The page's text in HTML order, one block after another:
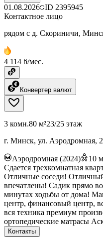
01.08.2026 ID 2395945
Контактное лицо
рядом с д. Скориничи,
4 114 ƃ/мес.
Конвертер валют
3 комн.80 м²23/25 этаж
г. Минск, ул. Аэродромная,
Аэродромная (2024) 10
Сдается трехкомнатная
Отличные соседи!
впечатлены! Садик прямо
минутах ходьбы от дома!
центр, финансовый центр,
вся техника премиум
ортопедические матрасы
Контакты